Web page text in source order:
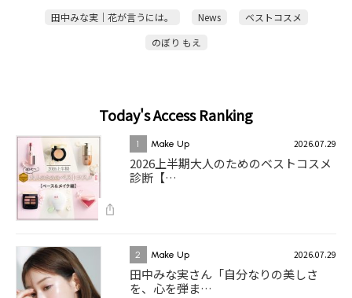
田中みな実｜花が言うには。
News
ベストコスメ
のぼり もえ
Today's Access Ranking
1 Make Up 2026.07.29
2026上半期大人のためのベストコスメ
診断【…
2 Make Up 2026.07.29
田中みな実さん「自分なりの美しさ
を、心を弾ま…